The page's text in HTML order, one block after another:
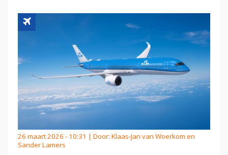
26 maart 2026 - 10:31 | Door: Klaas-Jan van Woerkom en
Sander Lamers